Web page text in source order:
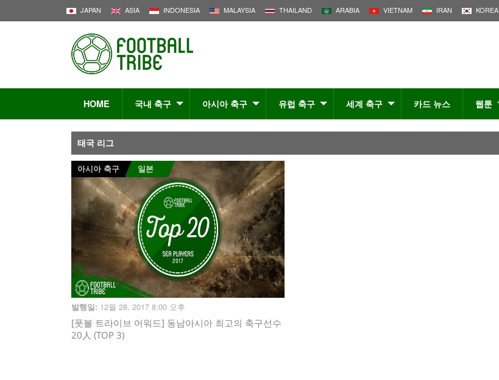
JAPAN ASIA INDONESIA MALAYSIA THAILAND ARABIA VIETNAM IRAN KOREA
HOME 국내 축구 아시아 축구 유럽 축구 세계 축구 카드 뉴스 웹툰
태국 리그
아시아 축구 일본
발행일: 12월 28, 2017 8:00 오후
[풋볼 트라이브 어워드] 동남아시아 최고의 축구선수
20人 (TOP 3)